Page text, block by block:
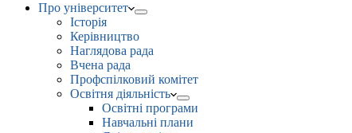
Про університет
Історія
Керівництво
Наглядова рада
Вчена рада
Профспілковий комітет
Освітня діяльність
Освітні програми
Навчальні плани